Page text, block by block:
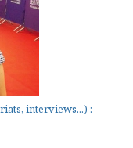
interviews...) :